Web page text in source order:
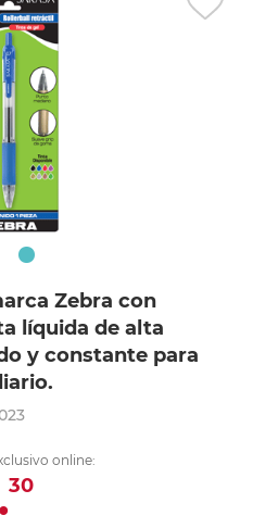
Zebra con
líquida de alta
y constante para
online:
30